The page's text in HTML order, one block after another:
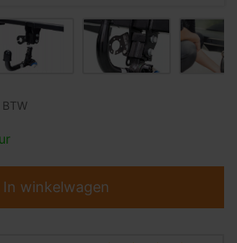
In winkelwagen